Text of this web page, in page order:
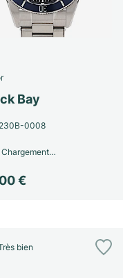
Bay
0008
€
Chargement…
bien